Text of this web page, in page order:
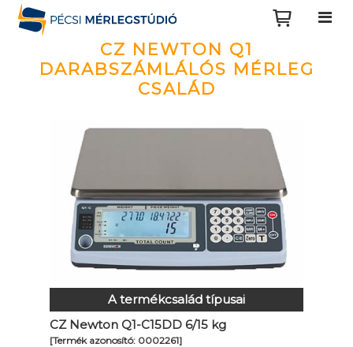
CZ NEWTON Q1
DARABSZÁMLÁLÓS MÉRLEG
CSALÁD
A termékcsalád típusai
CZ Newton Q1-C15DD 6/15 kg
[Termék azonosító: 0002261]